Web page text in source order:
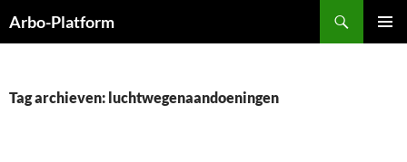
naar
Arbo-Platform
Tag archieven: luchtwegenaandoeningen